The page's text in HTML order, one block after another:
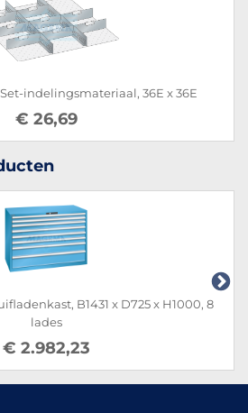
indelingsmateriaal, 36E x 36E
€ 26,69
B1431 x D725 x H1000, 8
lades
€ 2.982,23